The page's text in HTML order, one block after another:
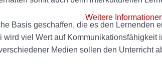
Basis geschaffen, die es den
viel Wert auf
Medien sollen den Unterricht
Weitere